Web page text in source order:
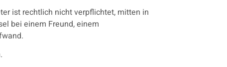
ist rechtlich nicht verpflichtet, mitten in
bei einem Freund, einem